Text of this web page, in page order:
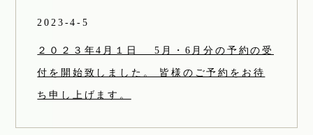
2023-4-5
２０２３年4月１日 5月・6月分の予約の受
付を開始致しました。 皆様のご予約をお待
ち申し上げます。